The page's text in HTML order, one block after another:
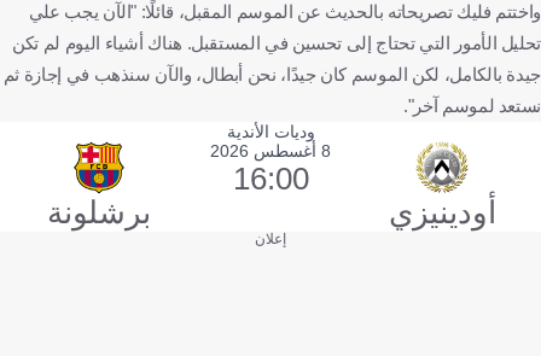
واختتم فليك تصريحاته بالحديث عن الموسم المقبل، قائلًا: "الآن يجب علي
تحليل الأمور التي تحتاج إلى تحسين في المستقبل. هناك أشياء اليوم لم تكن
جيدة بالكامل، لكن الموسم كان جيدًا، نحن أبطال، والآن سنذهب في إجازة ثم
نستعد لموسم آخر".
وديات الأندية
أودينيزي
8 أغسطس 2026
16:00
برشلونة
إعلان